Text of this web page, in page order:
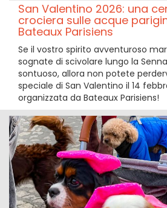
San Valentino 2026: una
crociera sulle acque
Bateaux Parisiens
Se il vostro spirito avventuroso
sognate di scivolare lungo la
sontuoso, allora non potete
speciale di San Valentino il 14
organizzata da Bateaux Parisiens!